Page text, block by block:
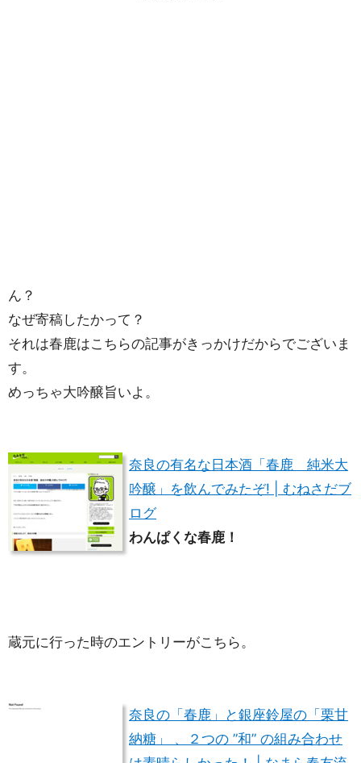
ん？
なぜ寄稿したかって？
それは春鹿はこちらの記事がきっかけだからでございま
す。
めっちゃ大吟醸旨いよ。
奈良の有名な日本酒「春鹿 純米大
吟醸」を飲んでみたぞ! | むねさだブ
ログ
わんぱくな春鹿！
蔵元に行った時のエントリーがこちら。
奈良の「春鹿」と銀座鈴屋の「栗甘
納糖」 、２つの ”和” の組み合わせ